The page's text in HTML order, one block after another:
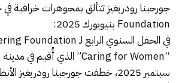
Foundation بنيويورك 2025:
سبتمبر 2025، خطفت جورجينا رودريغيز